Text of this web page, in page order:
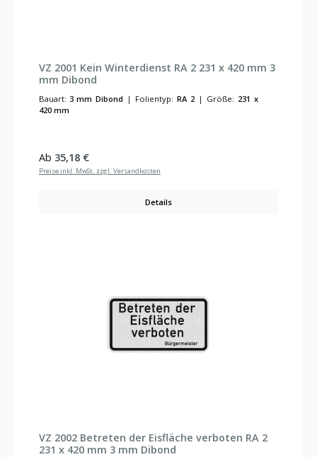
VZ 2001 Kein Winterdienst RA 2 231 x 420 mm 3
mm Dibond
Bauart: 3 mm Dibond | Folientyp: RA 2 | Größe: 231 x
420 mm
Regulärer Preis:
Ab 35,18 €
Preise inkl. MwSt. zzgl. Versandkosten
Details
VZ 2002 Betreten der Eisfläche verboten RA 2
231 x 420 mm 3 mm Dibond